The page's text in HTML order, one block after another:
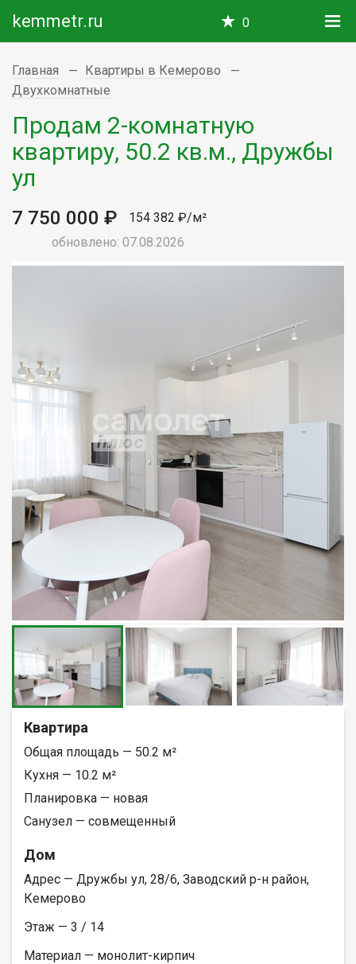
kemmetr.ru 0
Главная
Квартиры в Кемерово
Двухкомнатные
Продам 2-комнатную
квартиру, 50.2 кв.м., Дружбы
ул
7 750 000 ₽
154 382 ₽/м²
обновлено: 07.08.2026
Квартира
Общая площадь — 50.2 м²
Кухня — 10.2 м²
Планировка — новая
Санузел — совмещенный
Дом
Адрес — Дружбы ул, 28/6, Заводский р-н район,
Кемерово
Этаж — 3 / 14
Материал — монолит-кирпич